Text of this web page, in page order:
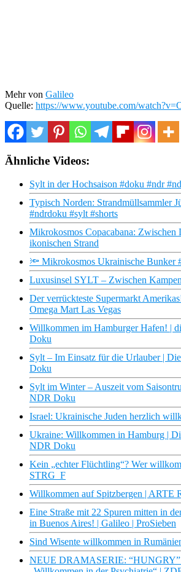
Mehr von Galileo
Quelle: https://www.youtube.com/
Ähnliche Videos:
Sylt in der Hochsaison #doku #ndr
Typisch Norden: Strandmüllsammler
#ndrdoku #sylt #shorts
Mikrokosmos Copacabana: Zwischen
ikonischen Strand
🔦 Mikrokosmos Ukrainische Bunker
Luxusinsel SYLT – Zwischen
Der verrückteste Supermarkt
Omega Mart Las Vegas
Willkommen im Hamburger Hafen! |
Doku
Sylt – Im Einsatz für die Urlauber |
Doku
Sylt im Winter – Auszeit vom
NDR Doku
Israel: Ukrainische Juden herzlich
Ukraine: Willkommen in Hamburg |
NDR Doku
Kein „echter Flüchtling“? Wer
STRG_F
Willkommen auf Spitzbergen | ARTE
Eine Straße mit 22 Spuren mitten in
in Buenos Aires! | Galileo | ProSieben
Sind Wisente willkommen in
NEUE DRAMASERIE: “HUNGRY”